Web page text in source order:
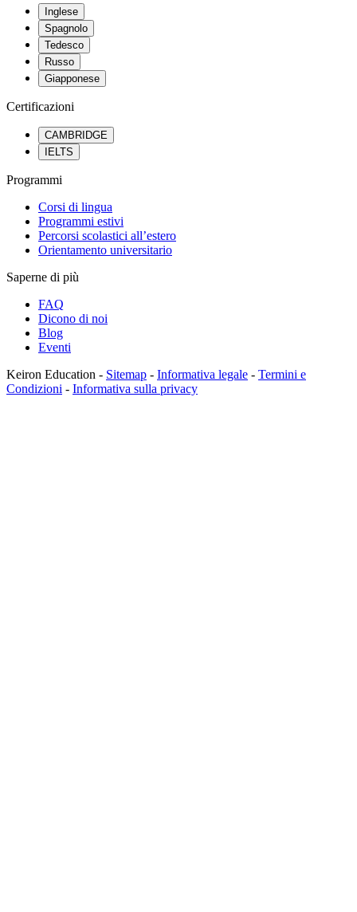
Inglese
Spagnolo
Tedesco
Russo
Giapponese
Certificazioni
CAMBRIDGE
IELTS
Programmi
Corsi di lingua
Programmi estivi
Percorsi scolastici all’estero
Orientamento universitario
Saperne di più
FAQ
Dicono di noi
Blog
Eventi
Keiron Education - Sitemap - Informativa legale - Termini e
Condizioni - Informativa sulla privacy